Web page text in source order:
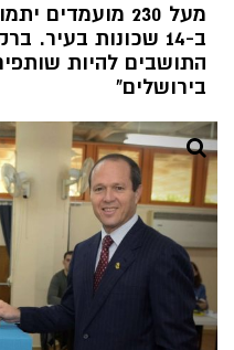
מעל 230
ב-14 שכונות בעיר.
התושבים להיות
בירושלים"